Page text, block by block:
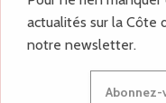
actualités sur la Côte
notre newsletter.